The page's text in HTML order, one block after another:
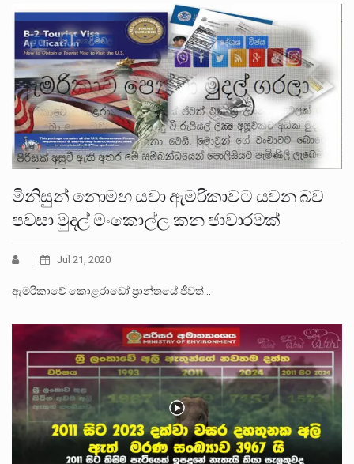
මිනිසුන් නොමඟ යවා ඇමරිකාවට යවන බව
පවසා මුදල් මංකොල්ල කන ජාවාරමක්
Jul 21, 2020
ඇමරිකාවේ කොළරාඩෝ ප්‍රාන්තයේ ජීවත්…